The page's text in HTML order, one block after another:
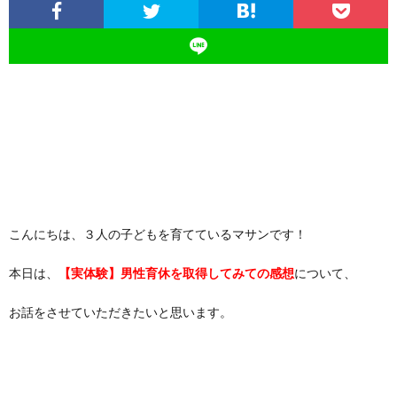
の
こんにちは、３人の子どもを育てているマサンです！
本日は、 【実体験】男性育休を取得してみての感想について、
お話をさせていただきたいと思います。